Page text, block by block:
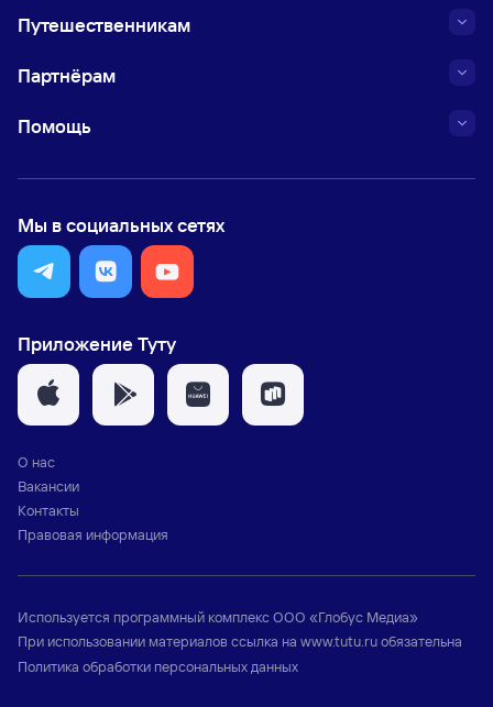
Путешественникам
Партнёрам
Помощь
Мы в социальных сетях
Приложение Туту
О нас
Вакансии
Контакты
Правовая информация
Используется программный комплексООО «Глобус Медиа»
При использовании материалов ссылка на www.tutu.ruобязательна
Политика обработки персональных данных